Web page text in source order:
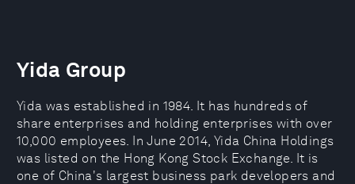
Yida Group
Yida was established in 1984. It has hundreds of
share enterprises and holding enterprises with over
10,000 employees. In June 2014, Yida China Holdings
was listed on the Hong Kong Stock Exchange. It is
one of China's largest business park developers and